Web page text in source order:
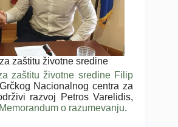
zaštitu životne sredine
zaštitu životne sredine Filip
Nacionalnog centra za
razvoj Petros Varelidis,
Memorandum o razumevanju.